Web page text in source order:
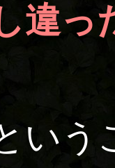
違っ
いう